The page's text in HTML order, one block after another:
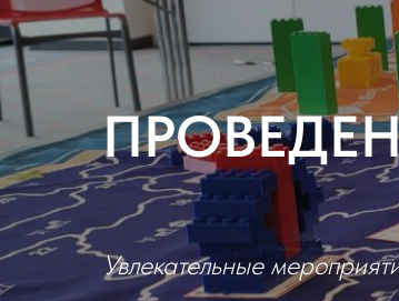
Увлекательные